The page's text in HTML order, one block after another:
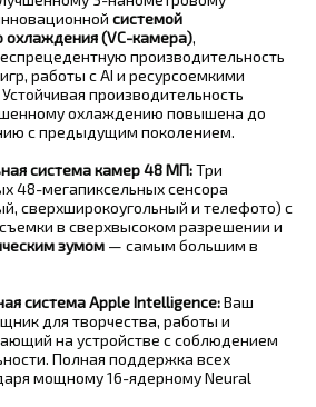
системой
охлаждения (VC-камера),
производительность
работы с AI и ресурсоемкими
производительность
охлаждению повышена до
с предыдущим поколением.
система камер 48 МП:Три
48-мегапиксельных сенсора
сверхширокоугольный и телефото) с
в сверхвысоком разрешении и
зумом — самым большим в
система Apple Intelligence:Ваш
для творчества, работы и
на устройстве с соблюдением
Полная поддержка всех
мощному 16-ядерному Neural